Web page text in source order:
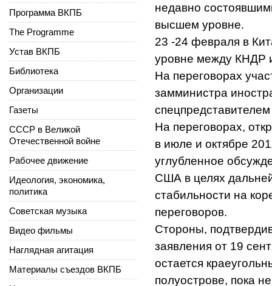
недавно
высшем уровне.
23 -24 февраля в
уровне между
На переговорах
замминистра
На переговорах,
в июле и октябре
углубленное
США в целях
стабильности на
переговоров.
Стороны,
заявления от 19
остается
полуострове, пока
Программа ВКПБ
The Programme
Устав ВКПБ
Библиотека
Организации
Газеты
СССР в Великой
Отечественной войне
Рабочее движение
Идеология, экономика,
политика
Советская музыка
Видео фильмы
Наглядная агитация
Материалы съездов ВКПБ